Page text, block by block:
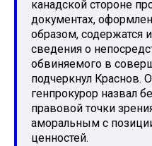
канадской стороне
документах,
образом,
сведения о
обвиняемого в
подчеркнул Краснов.
генпрокурор назвал
правовой точки
аморальным с
ценностей.